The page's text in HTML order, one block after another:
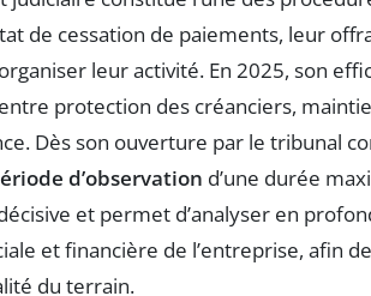
de cessation de paiements, leur
leur activité. En 2025, son
protection des créanciers,
Dès son ouverture par le tribunal
d’observation d’une durée
et permet d’analyser en
et financière de l’entreprise, afin
du terrain.